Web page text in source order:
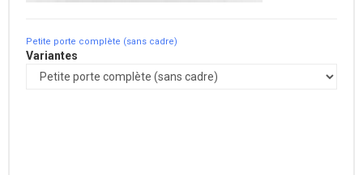
Petite porte complète (sans cadre)
Variantes